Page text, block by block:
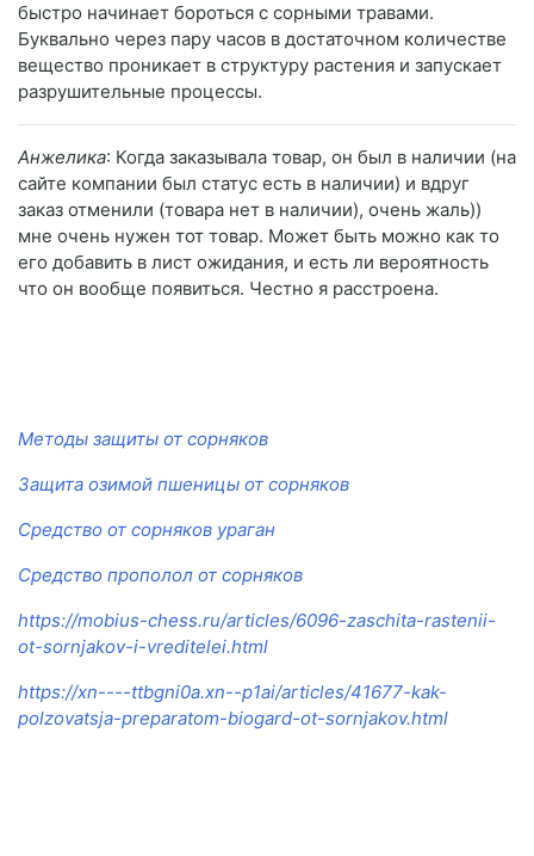
быстро начинает бороться с сорными травами.
Буквально через пару часов в достаточном количестве
вещество проникает в структуру растения и запускает
разрушительные процессы.
Анжелика: Когда заказывала товар, он был в наличии (на
сайте компании был статус есть в наличии) и вдруг
заказ отменили (товара нет в наличии), очень жаль))
мне очень нужен тот товар. Может быть можно как то
его добавить в лист ожидания, и есть ли вероятность
что он вообще появиться. Честно я расстроена.
Методы защиты от сорняков
Защита озимой пшеницы от сорняков
Средство от сорняков ураган
Средство прополол от сорняков
https://mobius-chess.ru/articles/6096-zaschita-rastenii-
ot-sornjakov-i-vreditelei.html
https://xn----ttbgni0a.xn--p1ai/articles/41677-kak-
polzovatsja-preparatom-biogard-ot-sornjakov.html